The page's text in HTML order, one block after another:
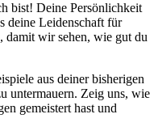
bist! Deine Persönlichkeit
deine Leidenschaft für
damit wir sehen, wie gut du
aus deiner bisherigen
untermauern. Zeig uns, wie
gemeistert hast und